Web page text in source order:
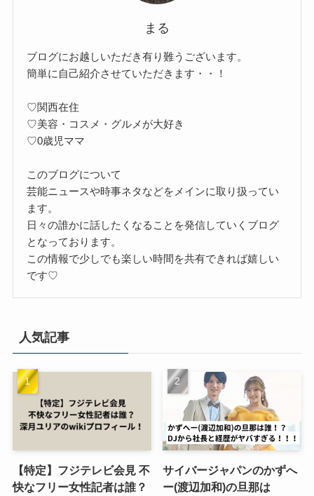
まる
ブログにお越しいただき有り難うございます。
簡単に自己紹介させていただきます・・！
♡関西在住
♡美容・コスメ・グルメが大好き
♡0歳児ママ
このブログについて
芸能ニュースや時事ネタなどをメインに取り扱ってい
ます。
日々の誰かに話したくなることを発信していくブログ
となっております。
この情報で少しでも楽しい時間を共有できれば嬉しい
です♡
人気記事
【特定】フジテレビ会見 不
快なフリー女性記者は誰？
サイバージャパンのかずへ
ー(渡辺加和)の旦那は